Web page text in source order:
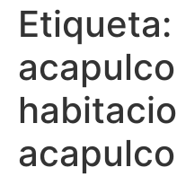
Etiqueta:
acapulco